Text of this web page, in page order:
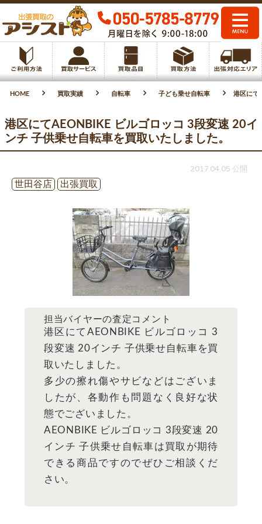
HOME 買取実績 自転車 子ども乗せ自転車 港区にて
港区にてAEONBIKE ビルゴロッコ 3段変速 20イ
ンチ 子供乗せ自転車を買取いたしました。
2017.04.05 公開
世田谷店
出張買取
担当バイヤーの査定コメント
港区にてAEONBIKE ビルゴロッコ 3
段変速 20インチ 子供乗せ自転車を買
取いたしました。
多少の擦れ傷やサビなどはございま
したが、各動作も問題なく良好な状
態でございました。
AEONBIKE ビルゴロッコ 3段変速 20
インチ 子供乗せ自転車は買取が期待
できる商品ですのでぜひご相談くだ
さい。